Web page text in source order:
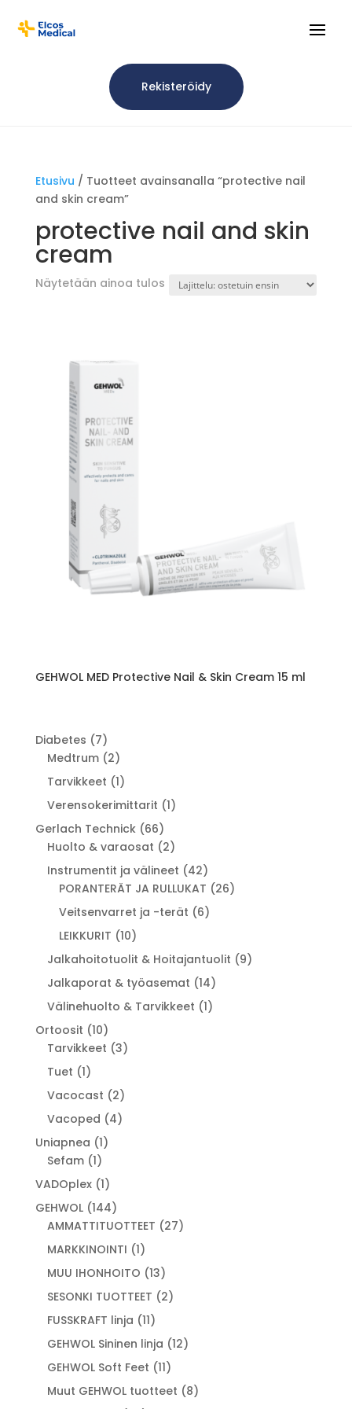
Rekisteröidy
Etusivu / Tuotteet avainsanalla “protective nail
and skin cream”
protective nail and skin
cream
Näytetään ainoa tulos
GEHWOL MED Protective Nail & Skin Cream 15 ml
Diabetes 77
tuotetta
Medtrum 22
tuotetta
Tarvikkeet 11
tuote
Verensokerimittarit 11
Gerlach Technick 6666
tuotetta
Huolto & varaosat 22
tuotetta
Instrumentit ja välineet 4242
tuotetta
PORANTERÄT JA RULLUKAT 2626
Veitsenvarret ja -terät 66
LEIKKURIT 1010
tuotetta
Jalkahoitotuolit & Hoitajantuolit 99
Jalkaporat & työasemat 1414
tuotetta
Välinehuolto & Tarvikkeet 11
Ortoosit 1010
tuotetta
Tarvikkeet 33
Tuet 11
tuote
Vacocast 22
tuotetta
Vacoped 44
Uniapnea 11
Sefam 11
tuote
VADOplex 11
tuote
GEHWOL 144144
tuotetta
AMMATTITUOTTEET 2727
MARKKINOINTI 11
tuote
MUU IHONHOITO 1313
tuotetta
SESONKI TUOTTEET 22
FUSSKRAFT linja 1111
tuotetta
GEHWOL Sininen linja 1212
GEHWOL Soft Feet 1111
tuotetta
Muut GEHWOL tuotteet 88